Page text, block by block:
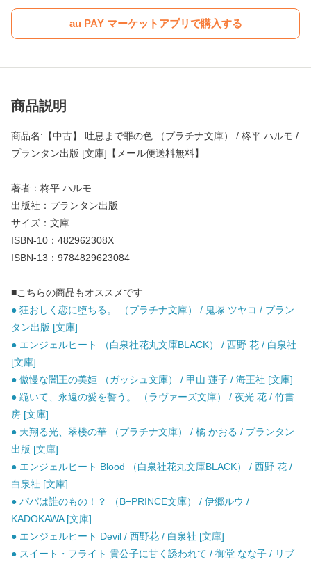
au PAY マーケットアプリで購入する
商品説明
商品名:【中古】 吐息まで罪の色 （プラチナ文庫） / 柊平 ハルモ /
プランタン出版 [文庫]【メール便送料無料】
著者：柊平 ハルモ
出版社：プランタン出版
サイズ：文庫
ISBN-10：482962308X
ISBN-13：9784829623084
■こちらの商品もオススメです
● 狂おしく恋に堕ちる。 （プラチナ文庫） / 鬼塚 ツヤコ / プラン
タン出版 [文庫]
● エンジェルヒート （白泉社花丸文庫BLACK） / 西野 花 / 白泉社
[文庫]
● 傲慢な闇王の美姫 （ガッシュ文庫） / 甲山 蓮子 / 海王社 [文庫]
● 跪いて、永遠の愛を誓う。 （ラヴァーズ文庫） / 夜光 花 / 竹書
房 [文庫]
● 天翔る光、翠楼の華 （プラチナ文庫） / 橘 かおる / プランタン
出版 [文庫]
● エンジェルヒート Blood （白泉社花丸文庫BLACK） / 西野 花 /
白泉社 [文庫]
● パパは誰のもの！？ （B−PRINCE文庫） / 伊郷ルウ /
KADOKAWA [文庫]
● エンジェルヒート Devil / 西野花 / 白泉社 [文庫]
● スイート・フライト 貴公子に甘く誘われて / 御堂 なな子 / リブ